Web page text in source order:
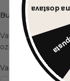
Budite prvi koji će
Vaša adresa e-
označena*
Vaša ocena*
Besplatna